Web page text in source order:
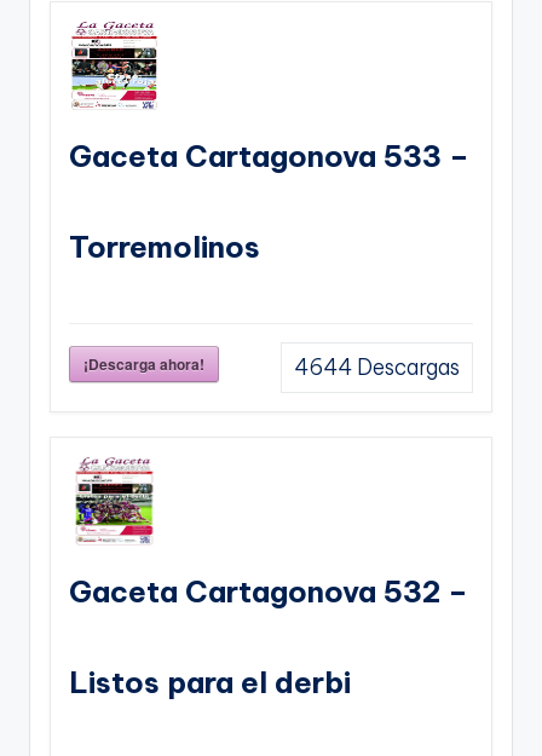
Gaceta Cartagonova 533 –
Torremolinos
¡Descarga ahora! 4644 Descargas
Gaceta Cartagonova 532 –
Listos para el derbi